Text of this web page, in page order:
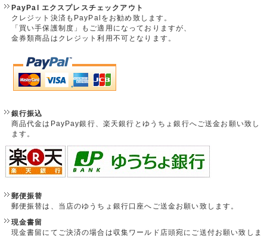
PayPal エクスプレスチェックアウト
クレジット決済もPayPalをお勧め致します。
「買い手保護制度」もご適用になっておりますが、
金券類商品はクレジット利用不可となります。
銀行振込
商品代金はPayPay銀行、楽天銀行とゆうちょ銀行へご送金お願い致し
ます。
郵便振替
郵便振替は、当店のゆうちょ銀行口座へご送金お願い致します。
現金書留
現金書留にてご決済の場合は収集ワールド店頭宛にご送付お願い致しま